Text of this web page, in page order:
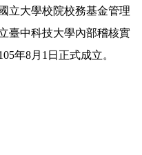
立大學校院校務基金管理
臺中科技大學內部稽核實
年8月1日正式成立。